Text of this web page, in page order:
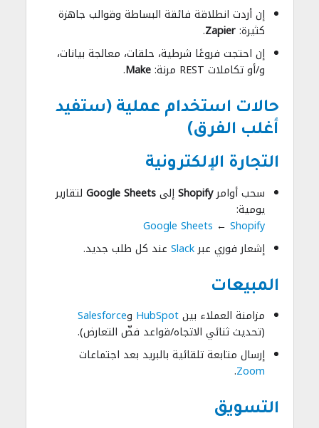
إن أردت انطلاقة فائقة البساطة وقوالب جاهزة
كثيرة:Zapier
.
إن احتجت فروعًا شرطية، حلقات، معالجة بيانات،
و/أو تكاملات REST مرنة:
Make
.
حالات استخدام عملية (ستفيد
أغلب الفرق)
التجارة الإلكترونية
سحب أوامرShopifyإلىGoogle Sheets لتقارير
يومية:
Shopify
←
Google Sheets
إشعار فوري عبرSlack عند كل طلب جديد.
المبيعات
مزامنة العملاء بينHubSpot وSalesforce
(تحديث ثنائي الاتجاه/قواعد فضّ التعارض).
إرسال متابعة تلقائية بالبريد بعد اجتماعات
Zoom
.
التسويق